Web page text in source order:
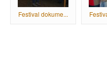
Festival dokume...